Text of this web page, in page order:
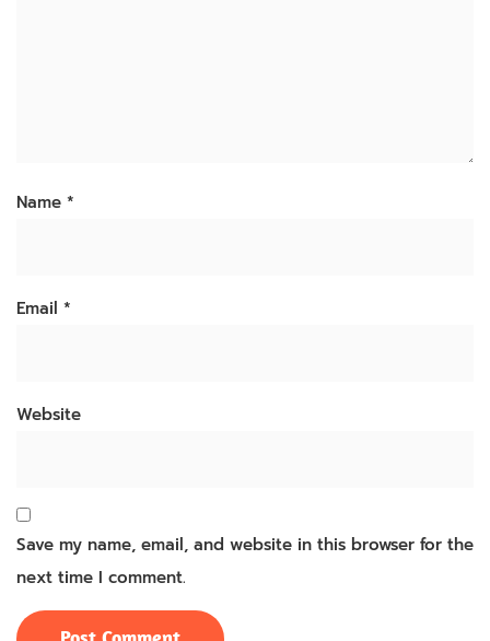
Name *
Email *
Website
Save my name, email, and website in this browser for the
next time I comment.